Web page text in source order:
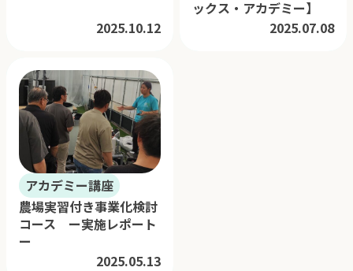
2025.10.12
ックス・アカデミー】
2025.07.08
アカデミー講座
農場実習付き事業化検討
コース ー実施レポート
ー
2025.05.13